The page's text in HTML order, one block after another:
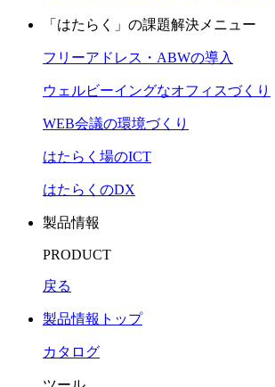
「はたらく」の課題解決メニュー
フリーアドレス・ABWの導入
ウェルビーイングなオフィスづくり
WEB会議の環境づくり
はたらく場のICT
はたらくのDX
製品情報
PRODUCT
戻る
製品情報トップ
カタログ